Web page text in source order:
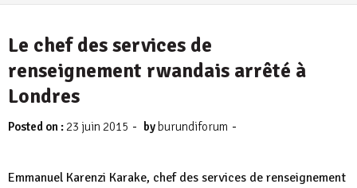
Le chef des services de
renseignement rwandais arrêté à
Londres
Posted on : 23 juin 2015 - by burundiforum -
Emmanuel Karenzi Karake, chef des services de renseignement